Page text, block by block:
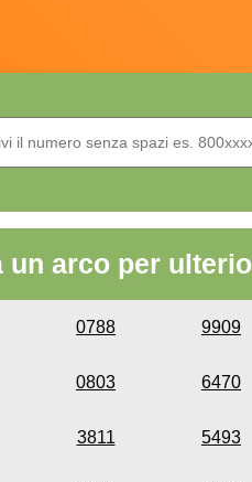
un arco per
0788 9909
0803 6470
3811 5493